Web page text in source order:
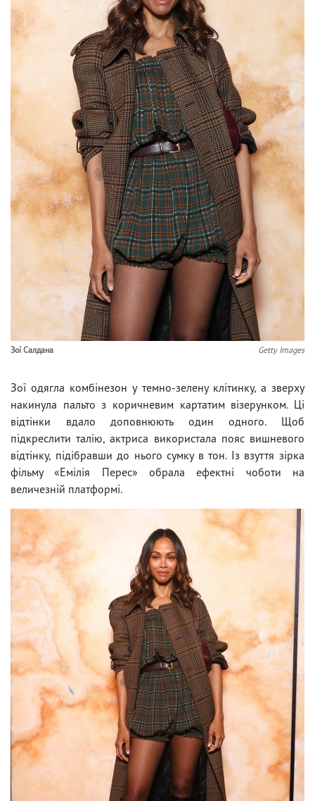
Зої Салдана Getty Images
Зої одягла комбінезон у темно-зелену клітинку, а зверху
накинула пальто з коричневим картатим візерунком. Ці
відтінки вдало доповнюють один одного. Щоб
підкреслити талію, актриса використала пояс вишневого
відтінку, підібравши до нього сумку в тон. Із взуття зірка
фільму «Емілія Перес» обрала ефектні чоботи на
величезній платформі.